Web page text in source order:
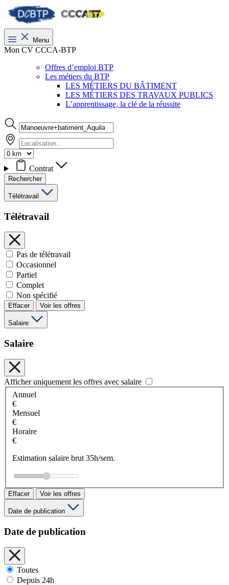
Menu
Mon CV CCCA-BTP
Offres d’emploi BTP
Les métiers du BTP
LES MÉTIERS DU BÂTIMENT
LES MÉTIERS DES TRAVAUX PUBLICS
L’apprentissage, la clé de la réussite
Contrat
Rechercher
Télétravail
Télétravail
Pas de télétravail
Occasionnel
Partiel
Complet
Non spécifié
Effacer Voir les offres
Salaire
Salaire
Afficher uniquement les offres avec salaire
Annuel
€
Mensuel
€
Horaire
€
Estimation salaire brut 35h/sem.
Effacer Voir les offres
Date de publication
Date de publication
Toutes
Depuis 24h